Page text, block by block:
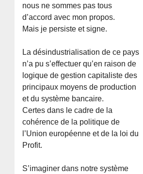
nous ne sommes pas tous
d’accord avec mon propos.
Mais je persiste et signe.
La désindustrialisation de ce pays
n’a pu s’effectuer qu’en raison de
logique de gestion capitaliste des
principaux moyens de production
et du système bancaire.
Certes dans le cadre de la
cohérence de la politique de
l’Union européenne et de la loi du
Profit.
S’imaginer dans notre système